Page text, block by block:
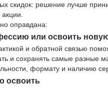
скидок: решение лучше
оправдана:
или освоить
и обратной связью
и сохранять самые разные
формату и наличию
освоить